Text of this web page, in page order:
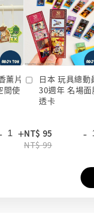
薰片
間使
+
日本 玩具總動
30週年 名場面
透卡
NT$ 95
NT$ 99
-